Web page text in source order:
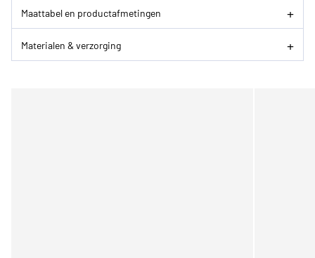
Maattabel en productafmetingen
Materialen & verzorging